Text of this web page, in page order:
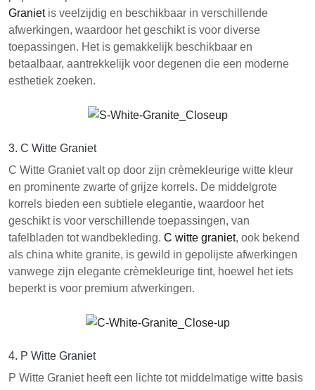
Granietis veelzijdig en beschikbaar in verschillende
afwerkingen, waardoor het geschikt is voor diverse
toepassingen. Het is gemakkelijk beschikbaar en
betaalbaar, aantrekkelijk voor degenen die een moderne
esthetiek zoeken.
3. C Witte Graniet
C Witte Graniet valt op door zijn crèmekleurige witte kleur
en prominente zwarte of grijze korrels. De middelgrote
korrels bieden een subtiele elegantie, waardoor het
geschikt is voor verschillende toepassingen, van
tafelbladen tot wandbekleding. C witte graniet, ook bekend
als china white granite, is gewild in gepolijste afwerkingen
vanwege zijn elegante crèmekleurige tint, hoewel het iets
beperkt is voor premium afwerkingen.
4. P Witte Graniet
P Witte Graniet heeft een lichte tot middelmatige witte basis